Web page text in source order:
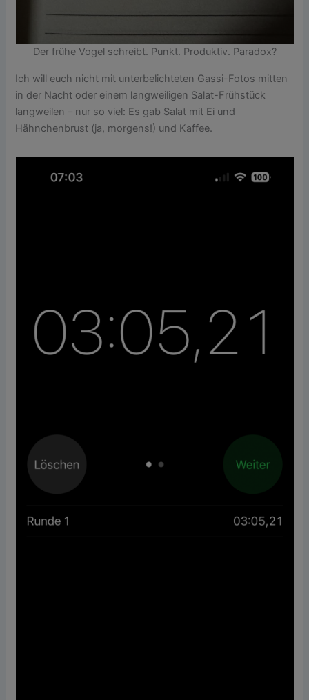
Der frühe Vogel schreibt. Punkt. Produktiv. Paradox?
Ich will euch nicht mit unterbelichteten Gassi-Fotos mitten
in der Nacht oder einem langweiligen Salat-Frühstück
langweilen – nur so viel: Es gab Salat mit Ei und
Hähnchenbrust (ja, morgens!) und Kaffee.